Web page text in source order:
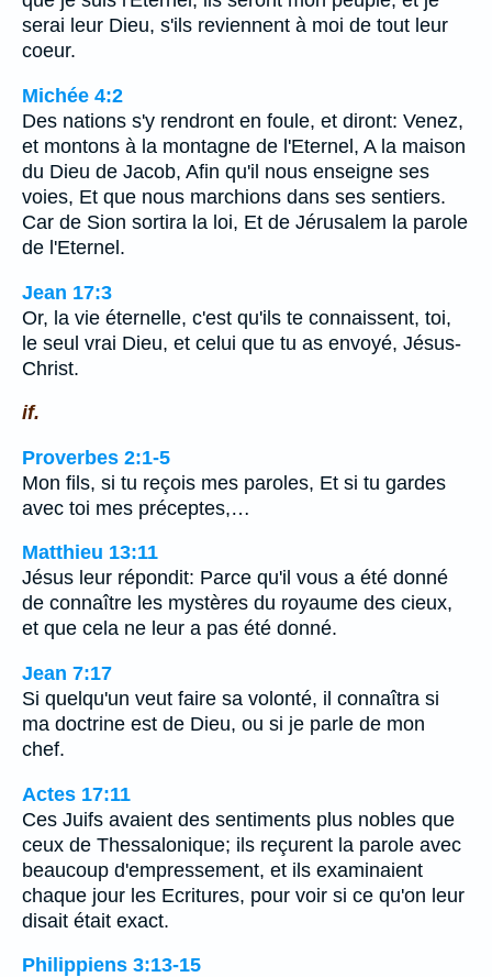
serai leur Dieu, s'ils reviennent à moi de tout leur
coeur.
Michée 4:2
Des nations s'y rendront en foule, et diront: Venez,
et montons à la montagne de l'Eternel, A la maison
du Dieu de Jacob, Afin qu'il nous enseigne ses
voies, Et que nous marchions dans ses sentiers.
Car de Sion sortira la loi, Et de Jérusalem la parole
de l'Eternel.
Jean 17:3
Or, la vie éternelle, c'est qu'ils te connaissent, toi,
le seul vrai Dieu, et celui que tu as envoyé, Jésus-
Christ.
if.
Proverbes 2:1-5
Mon fils, si tu reçois mes paroles, Et si tu gardes
avec toi mes préceptes,…
Matthieu 13:11
Jésus leur répondit: Parce qu'il vous a été donné
de connaître les mystères du royaume des cieux,
et que cela ne leur a pas été donné.
Jean 7:17
Si quelqu'un veut faire sa volonté, il connaîtra si
ma doctrine est de Dieu, ou si je parle de mon
chef.
Actes 17:11
Ces Juifs avaient des sentiments plus nobles que
ceux de Thessalonique; ils reçurent la parole avec
beaucoup d'empressement, et ils examinaient
chaque jour les Ecritures, pour voir si ce qu'on leur
disait était exact.
Philippiens 3:13-15